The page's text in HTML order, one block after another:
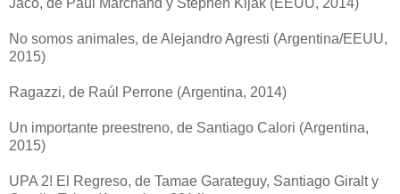
No somos animales, de Alejandro Agresti (Argentina/EEUU,
2015)
Ragazzi, de Raúl Perrone (Argentina, 2014)
Un importante preestreno, de Santiago Calori (Argentina,
2015)
UPA 2! El Regreso, de Tamae Garateguy, Santiago Giralt y